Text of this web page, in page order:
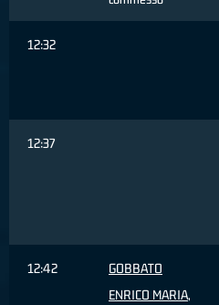
12:32
12:37
12:42
GOBBATO
ENRICO MARIA,